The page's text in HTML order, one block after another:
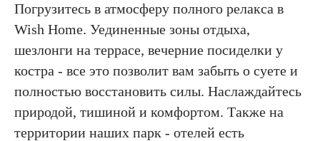
Погрузитесь в атмосферу полного релакса в
Wish Home. Уединенные зоны отдыха,
шезлонги на террасе, вечерние посиделки у
костра - все это позволит вам забыть о суете и
полностью восстановить силы. Наслаждайтесь
природой, тишиной и комфортом. Также на
территории наших парк - отелей есть